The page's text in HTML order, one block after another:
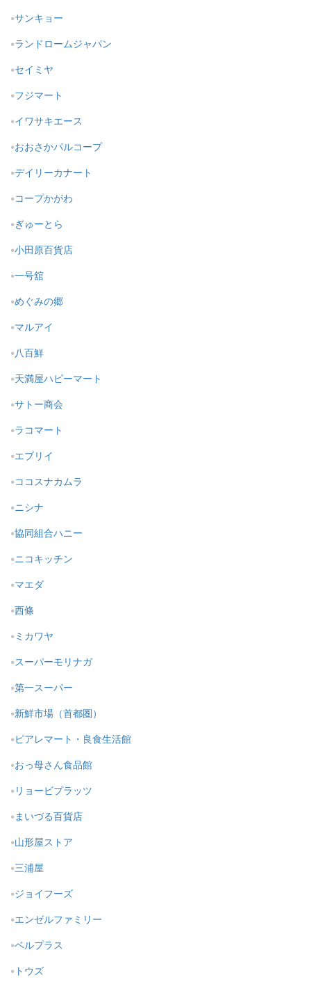
サンキョー
ランドロームジャパン
セイミヤ
フジマート
イワサキエース
おおさかパルコープ
デイリーカナート
コープかがわ
ぎゅーとら
小田原百貨店
一号舘
めぐみの郷
マルアイ
八百鮮
天満屋ハピーマート
サトー商会
ラコマート
エブリイ
ココスナカムラ
ニシナ
協同組合ハニー
ニコキッチン
マエダ
西條
ミカワヤ
スーパーモリナガ
第一スーパー
新鮮市場（首都圏）
ピアレマート・良食生活館
おっ母さん食品館
リョービプラッツ
まいづる百貨店
山形屋ストア
三浦屋
ジョイフーズ
エンゼルファミリー
ベルプラス
トウズ